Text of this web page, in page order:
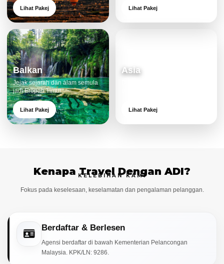
Lihat Pakej Lihat Pakej
Balkan
Jejak sejarah dan alam semula
jadi Eropah Timur.
Lihat Pakej
Asia
Lihat Pakej
KELEBIHAN KAMI
Kenapa Travel Dengan ADI?
Fokus pada keselesaan, keselamatan dan pengalaman pelanggan.
Berdaftar & Berlesen
Agensi berdaftar di bawah Kementerian Pelancongan
Malaysia. KPK/LN: 9286.